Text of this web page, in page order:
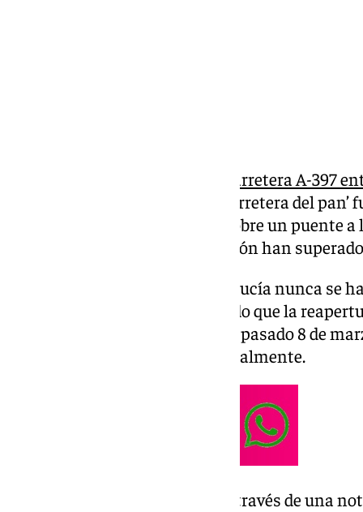
carretera A-397
, conocida como la ‘carretera del
desprendimiento de un talud sobre un puente
las lluvias, las obras de reparación han
Aunque desde la Junta de Andalucía nunca se
concretos siempre han estimado que la
desde el cierre, que tuvo lugar el pasado 8 de
de que en agosto se reabra parcialmente.
Según ha informado la Junta a través de una